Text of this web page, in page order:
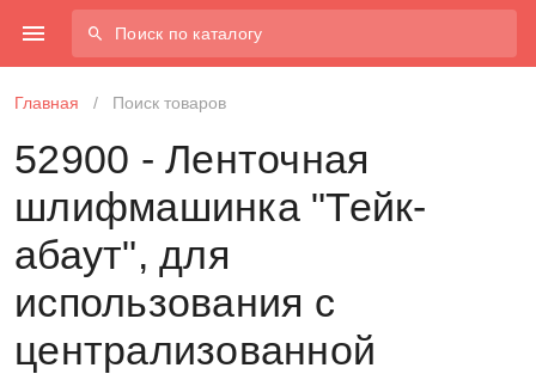
Поиск по каталогу
Главная / Поиск товаров
52900 - Ленточная
шлифмашинка "Тейк-
абаут", для
использования с
централизованной